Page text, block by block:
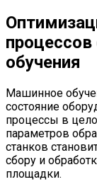
обучения
Машинное
состояние
процессы в
параметров
станков
сбору и
площадки.